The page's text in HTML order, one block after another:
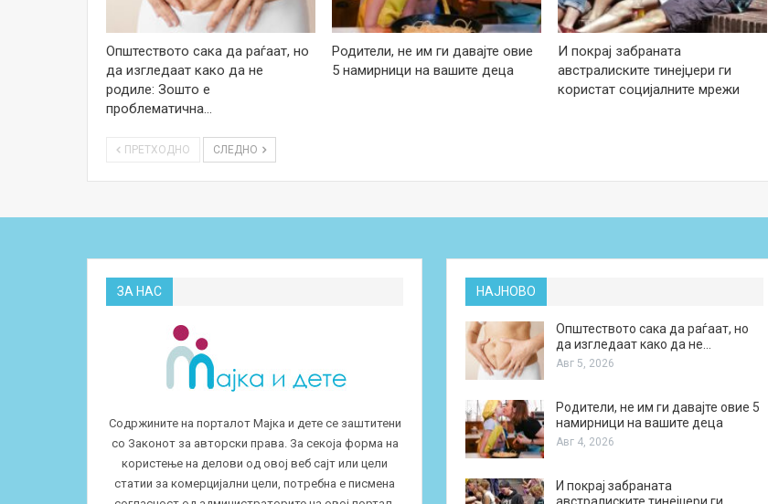
Општеството сака да раѓаат, но
да изгледаат како да не
родиле: Зошто е
проблематична…
Родители, не им ги давајте овие
5 намирници на вашите деца
И покрај забраната
австралиските тинејџери ги
користат социјалните мрежи
ПРЕТХОДНО СЛЕДНО
ЗА НАС
Содржините на порталот Мајка и дете се заштитени
со Законот за авторски права. За секоја форма на
користење на делови од овој веб сајт или цели
статии за комерцијални цели, потребна е писмена
НАЈНОВО
Општеството сака да раѓаат, но
да изгледаат како да не…
Авг 5, 2026
Родители, не им ги давајте овие 5
намирници на вашите деца
Авг 4, 2026
И покрај забраната
австралиските тинејџери ги